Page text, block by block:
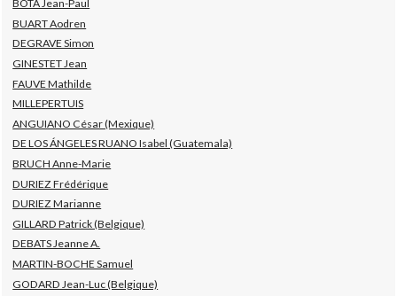
BOTA Jean-Paul
BUART Aodren
DEGRAVE Simon
GINESTET Jean
FAUVE Mathilde
MILLEPERTUIS
ANGUIANO César (Mexique)
DE LOS ÁNGELES RUANO Isabel (Guatemala)
BRUCH Anne-Marie
DURIEZ Frédérique
DURIEZ Marianne
GILLARD Patrick (Belgique)
DEBATS Jeanne A.
MARTIN-BOCHE Samuel
GODARD Jean-Luc (Belgique)